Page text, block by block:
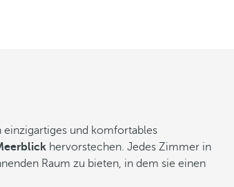
und komfortables
hervorstechen. Jedes Zimmer in
Raum zu bieten, in dem sie einen